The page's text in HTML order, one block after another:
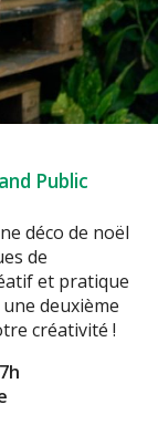
Public
déco de noël
de
et pratique
deuxième
créativité !